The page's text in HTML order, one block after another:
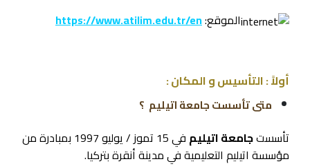
الموقع:https://www.atilim.edu.tr/en
أولاً : التأسيس و المكان :
متى تأسست جامعة اتيليم ؟
تأسستجامعة اتيليم
في 15 تموز / يوليو 1997 بمبادرة من
مؤسسة اتيليم التعليمية في مدينة أنقرة بتركيا.